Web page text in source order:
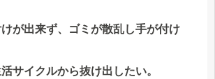
が出来ず、ゴミが散乱し手が付け
サイクルから抜け出したい。